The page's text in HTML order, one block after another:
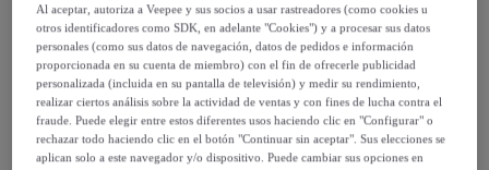
Vendido porTHE-ARE
Entrega
Al aceptar, autoriza a Veepee y sus socios a usar rastreadores (como cookies u
otros identificadores como SDK, en adelante "Cookies") y a procesar sus datos
personales (como sus datos de navegación, datos de pedidos e información
proporcionada en su cuenta de miembro) con el fin de ofrecerle publicidad
personalizada (incluida en su pantalla de televisión) y medir su rendimiento,
realizar ciertos análisis sobre la actividad de ventas y con fines de lucha contra el
fraude. Puede elegir entre estos diferentes usos haciendo clic en "Configurar" o
rechazar todo haciendo clic en el botón "Continuar sin aceptar". Sus elecciones se
aplican solo a este navegador y/o dispositivo. Puede cambiar sus opciones en